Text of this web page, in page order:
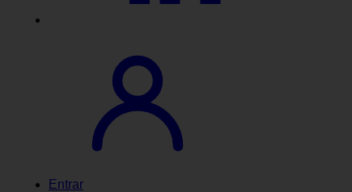
Entrar